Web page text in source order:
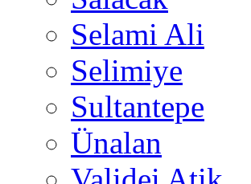
Selami Ali
Selimiye
Sultantepe
Ünalan